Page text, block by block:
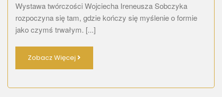
Wystawa twórczości Wojciecha Ireneusza Sobczyka
rozpoczyna się tam, gdzie kończy się myślenie o formie
jako czymś trwałym. [...]
Zobacz Więcej